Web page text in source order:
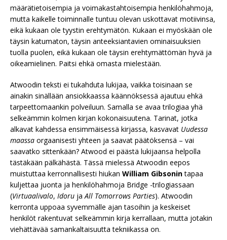
määrätietoisempia ja voimakastahtoisempia henkilöhahmoja,
mutta kaikelle toiminnalle tuntuu olevan uskottavat motiivinsa,
eikä kukaan ole tyystin erehtymätön. Kukaan ei myöskään ole
täysin katumaton, täysin anteeksiantavien ominaisuuksien
tuolla puolen, eikä kukaan ole täysin erehtymättömän hyvä ja
oikeamielinen. Paitsi ehkä omasta mielestään.
Atwoodin teksti ei tukahduta lukijaa, vaikka toisinaan se
ainakin sinällään ansiokkaassa käännöksessä ajautuu ehkä
tarpeettomaankin polveiluun. Samalla se avaa trilogiaa yhä
selkeämmin kolmen kirjan kokonaisuutena. Tarinat, jotka
alkavat kahdessa ensimmäisessä kirjassa, kasvavat Uudessa
maassa orgaanisesti yhteen ja saavat päätöksensä – vai
saavatko sittenkään? Atwood ei päästä lukijaansa helpolla
tästäkään pälkähästä. Tässä mielessä Atwoodin eepos
muistuttaa kerronnallisesti hiukan William Gibsonintapaa
kuljettaa juonta ja henkilöhahmoja Bridge -trilogiassaan
(Virtuaalivalo, Idoru jaAll Tomorrows Parties). Atwoodin
kerronta uppoaa syvemmälle ajan tasoihin ja keskeiset
henkilöt rakentuvat selkeämmin kirja kerrallaan, mutta jotakin
viehättävää samankaltaisuutta tekniikassa on.